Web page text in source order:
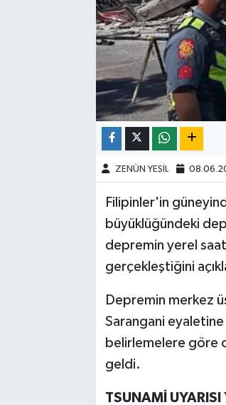
ZENÜN YEŞİL
Filipinler'in
büyüklüğündeki
depremin yerel
gerçekleştiğini
Depremin merkez
Sarangani eyaletine
belirlemelere göre
geldi.
TSUNAMİ UYARISI